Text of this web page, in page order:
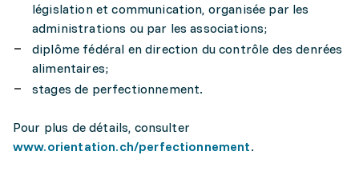
législation et communication, organisée par les
administrations ou par les associations;
diplôme fédéral en direction du contrôle des denrées
alimentaires;
stages de perfectionnement.
Pour plus de détails, consulter
www.orientation.ch/perfectionnement.